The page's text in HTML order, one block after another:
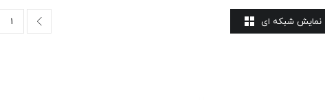
نمایش شبکه ای 1